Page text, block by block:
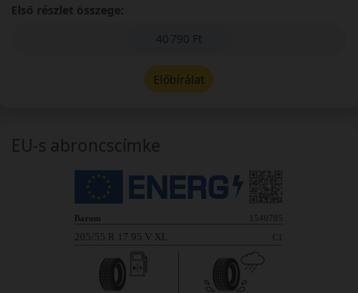
Első részlet összege:
40 790 Ft
Előbírálat
EU-s abroncscímke